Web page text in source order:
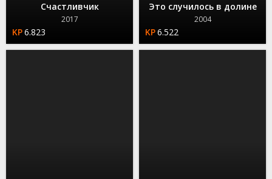
Счастливчик
2017
6.823
Это случилось в долине
2004
6.522